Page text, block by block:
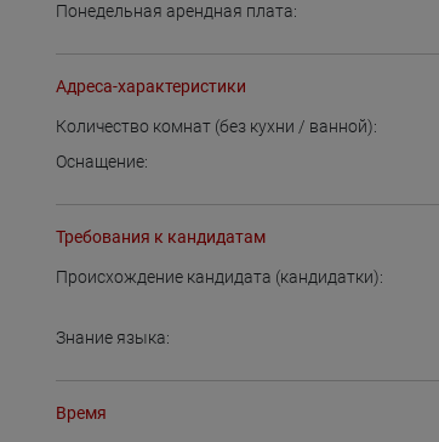
Понедельная арендная плата:
Адреса-характеристики
Количество комнат (без кухни / ванной):
Оснащение:
Требования к кандидатам
Происхождение кандидата (кандидатки):
Знание языка:
Время